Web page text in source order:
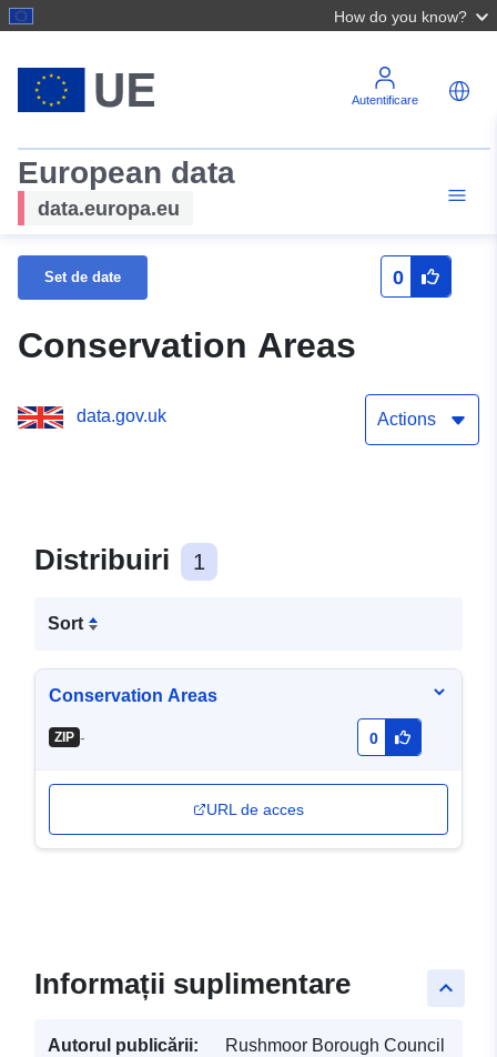
How do you know?
Autentificare
European data
data.europa.eu
Set de date 0
Conservation Areas
data.gov.uk Actions
Distribuiri 1
Sort
Conservation Areas
ZIP - 0
URL de acces
keyboard_arrow_up
Informații suplimentare
Autorul publicării: Rushmoor Borough Council